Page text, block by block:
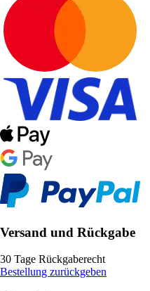
Versand und Rückgabe
30 Tage Rückgaberecht
Bestellung zurückgeben